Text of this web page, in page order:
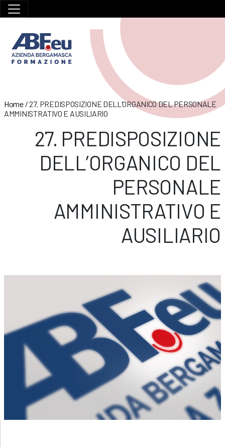
Home/27. PREDISPOSIZIONE DELL’ORGANICO DEL PERSONALE
AMMINISTRATIVO E AUSILIARIO
27. PREDISPOSIZIONE
DELL’ORGANICO DEL
PERSONALE
AMMINISTRATIVO E
AUSILIARIO